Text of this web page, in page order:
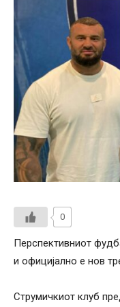
0
Перспективниот
и официјално е нов
Струмичкиот клуб